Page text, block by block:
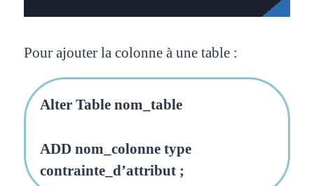
Pour ajouter la colonne à une table :
Alter Table nom_table
ADD nom_colonne type
contrainte_d’attribut ;